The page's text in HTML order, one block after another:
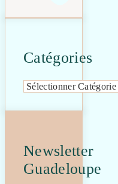
Catégories
Catégories
Newsletter
Guadeloupe